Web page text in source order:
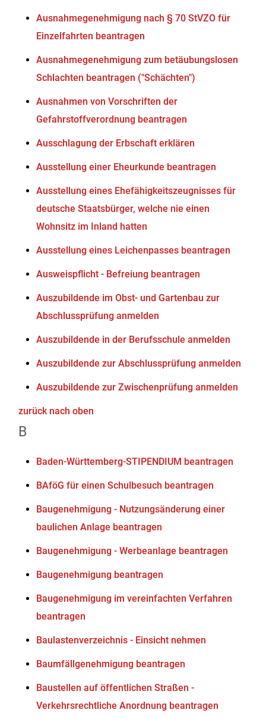
Ausnahmegenehmigung nach § 70 StVZO für
Einzelfahrten beantragen
Ausnahmegenehmigung zum betäubungslosen
Schlachten beantragen ("Schächten")
Ausnahmen von Vorschriften der
Gefahrstoffverordnung beantragen
Ausschlagung der Erbschaft erklären
Ausstellung einer Eheurkunde beantragen
Ausstellung eines Ehefähigkeitszeugnisses für
deutsche Staatsbürger, welche nie einen
Wohnsitz im Inland hatten
Ausstellung eines Leichenpasses beantragen
Ausweispflicht - Befreiung beantragen
Auszubildende im Obst- und Gartenbau zur
Abschlussprüfung anmelden
Auszubildende in der Berufsschule anmelden
Auszubildende zur Abschlussprüfung anmelden
Auszubildende zur Zwischenprüfung anmelden
zurück nach oben
B
Baden-Württemberg-STIPENDIUM beantragen
BAföG für einen Schulbesuch beantragen
Baugenehmigung - Nutzungsänderung einer
baulichen Anlage beantragen
Baugenehmigung - Werbeanlage beantragen
Baugenehmigung beantragen
Baugenehmigung im vereinfachten Verfahren
beantragen
Baulastenverzeichnis - Einsicht nehmen
Baumfällgenehmigung beantragen
Baustellen auf öffentlichen Straßen -
Verkehrsrechtliche Anordnung beantragen